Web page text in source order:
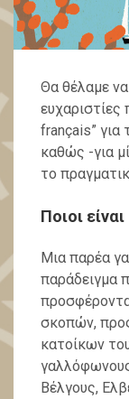
Θα θέλαμε να
ευχαριστίες
français” για
καθώς -για
το
Ποιοι είναι
Μια παρέα
παράδειγμα
σκοπών,
κατοίκων
Βέλγους,